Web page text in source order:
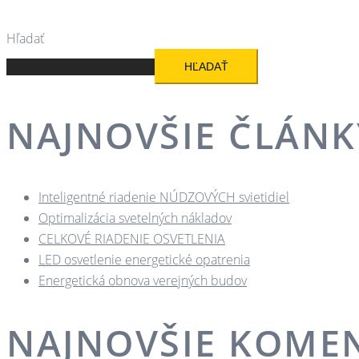
Hľadať
HĽADAŤ
NAJNOVŠIE
Inteligentné riadenie NÚDZOVÝCH svietidiel
Optimalizácia svetelných nákladov
CELKOVÉ RIADENIE OSVETLENIA
LED osvetlenie energetické opatrenia
Energetická obnova verejných budov
NAJNOVŠIE